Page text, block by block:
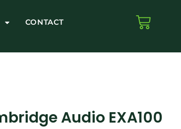
CONTACT
Audio EXA100